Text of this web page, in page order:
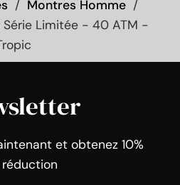
Montres Homme
Limitée - 40 ATM -
et obtenez 10%